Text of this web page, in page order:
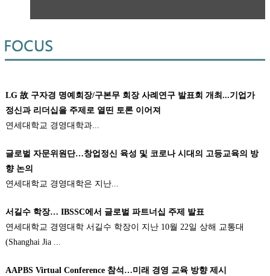
LG 故 구자경 명예회장/구본무 회장 사례연구 발표회 개최...기업가
정신과 리더십을 주제로 열띤 토론 이어져
연세대학교 경영대학과...
글로벌 자문위원단…창업정신 육성 및 코로나 시대의 고등교육의 방
향 논의
연세대학교 경영대학은 지난...
서길수 학장… IBSSC에서 글로벌 파트너십 주제 발표
연세대학교 경영대학 서길수 학장이 지난 10월 22일 상해 교통대
(Shanghai Jia ...
AAPBS Virtual Conference 참석…미래 경영 교육 방향 제시